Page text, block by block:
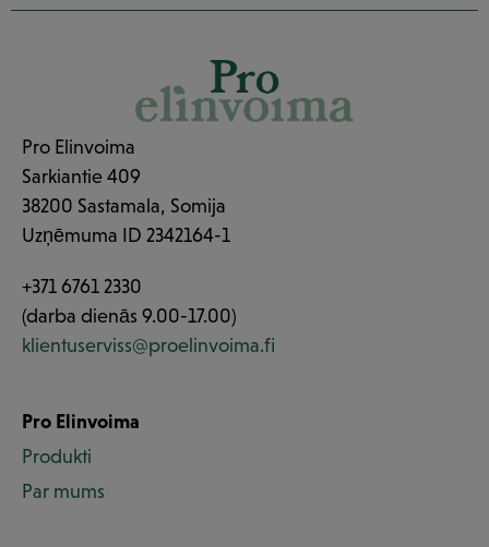
Pro Elinvoima
Sarkiantie 409
38200 Sastamala, Somija
Uzņēmuma ID 2342164-1
+371 6761 2330
(darba dienās 9.00-17.00)
klientuserviss@proelinvoima.fi
Pro Elinvoima
Produkti
Par mums